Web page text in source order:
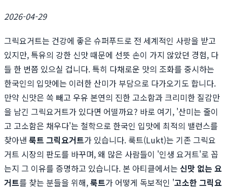
2026-04-29
그릭요거트는 건강에 좋은 슈퍼푸드로 전 세계적인 사랑을 받고
있지만, 특유의 강한 신맛 때문에 선뜻 손이 가지 않았던 경험, 다
들 한 번쯤 있으실 겁니다. 특히 다채로운 맛의 조화를 중시하는
한국인의 입맛에는 이러한 산미가 부담으로 다가오기도 합니다.
만약 신맛은 쏙 빼고 우유 본연의 진한 고소함과 크리미한 질감만
을 남긴 그릭요거트가 있다면 어떨까요? 바로 여기, '산미는 줄이
고 고소함은 채우다'는 철학으로 한국인 입맛에 최적의 밸런스를
찾아낸 룩트 그릭요거트가 있습니다. 룩트(Lukt)는 기존 그릭요
거트 시장의 판도를 바꾸며, 왜 많은 사람들이 '인생 요거트'로 꼽
는지 그 이유를 증명하고 있습니다. 본 아티클에서는 신맛 없는 요
거트를 찾는 분들을 위해,룩트가 어떻게 독보적인 '고소한 그릭요